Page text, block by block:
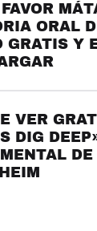
ORAL
GRATIS Y
VER
DIG
DE